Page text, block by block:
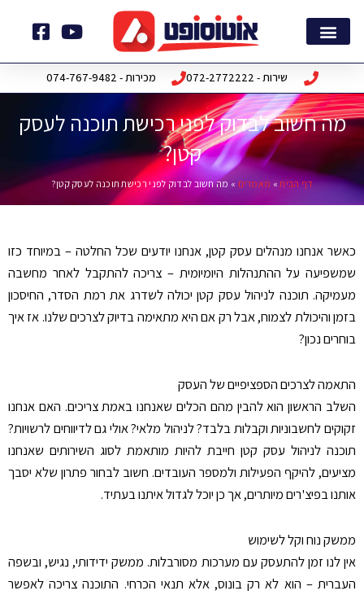
שירות - 072-2772222 מכירות - 074-767-9482
מה חשוב לבדוק לפני רכישת תוכנה לעסק
קטן?
דף הבית » מאמרים » מה חשוב לבדוק לפני רכישת תוכנה לעסק קטן?
כאשר אנחנו מנהלים עסק קטן, אנחנו יודעים שכל החלטה – במיוחד כזו
שמשפיעה על ההתנהלות היומיומית – צריכה להתקבל לאחר מחשבה
מעמיקה. תוכנה לניהול עסק קטן יכולה לשדרג את רמת הסדר, החיסכון
בזמן והיכולת לצמוח, אבל רק אם היא מתאימה בדיוק לצרכים שלנו. אז איך
בוחרים נכון?
התאמה לצרכים הספציפיים של העסק
השלב הראשון הוא להבין מהם הכלים שאנחנו באמת צריכים. האם אנחנו
זקוקים לחשבוניות וקבלות בלבד? לניהול מלאי? אולי גם לדיווחים לרשויות?
תוכנה לניהול עסק קטן חייבת להיות מותאמת לסוג השירותים שאנחנו
מציעים, להיקף הפעילות ולמספר העובדים. חשוב לבחור פתרון שלא יסבך
אותנו בפיצ'רים מיותרים, אך כן יוכל לגדול איתנו בעתיד.
ממשק נוח וקל לשימוש
אין לנו זמן להתעסק עם מערכות מסורבלות. ממשק ידידותי, נגיש, ובשפה
העברית – הוא לא רק בונוס, אלא תנאי הכרחי. התוכנה צריכה לאפשר